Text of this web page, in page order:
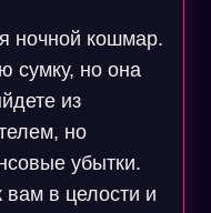
ночной кошмар.
сумку, но она
из
но
убытки.
в целости и